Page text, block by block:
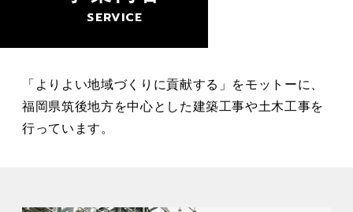
SERVICE
「よりよい地域づくりに貢献する」をモットーに、
福岡県筑後地方を中心とした建築工事や土木工事を
行っています。